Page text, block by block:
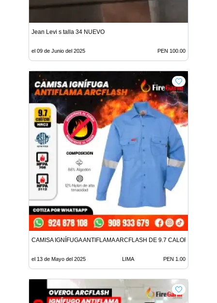
Jean Levi s talla 34 NUEVO
el 09 de Junio del 2025 PEN 100.00
CAMISA IGNÍFUGA ANTIFLAMA ARCFLASH DE 9.7 CALORIAS
el 13 de Mayo del 2025 LIMA PEN 1.00